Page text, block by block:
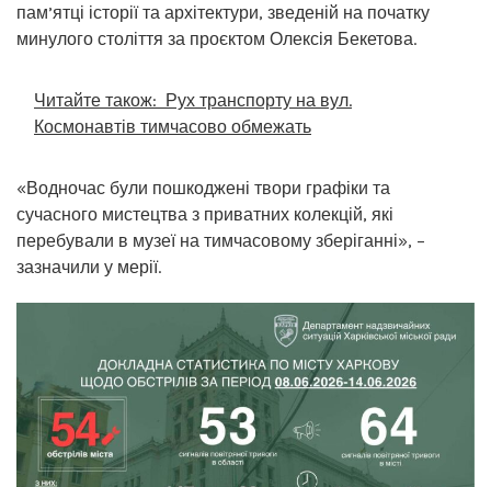
пам’ятці історії та архітектури, зведеній на початку
минулого століття за проєктом Олексія Бекетова.
Читайте також: Рух транспорту на вул.
Космонавтів тимчасово обмежать
«Водночас були пошкоджені твори графіки та
сучасного мистецтва з приватних колекцій, які
перебували в музеї на тимчасовому зберіганні», –
зазначили у мерії.